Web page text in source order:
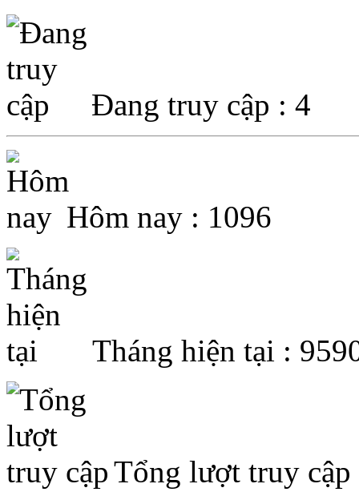
Đang truy cập : 4
Hôm nay : 1096
Tháng hiện tại :
Tổng lượt truy